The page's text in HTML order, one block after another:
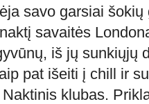
savo garsiai
savaitės
iš jų sunkiųjų
pat išeiti į chill ir
klubas.